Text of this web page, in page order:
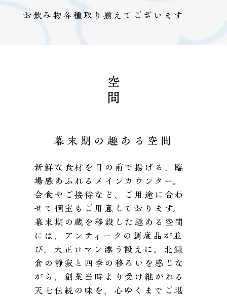
お飲み物各種取り揃えてございます
空間
新鮮な食材を目の前で揚げる、臨
場感あふれるメインカウンター。
会食やご接待など、ご用途に合わ
せて個室もご用意しております。
幕末期の蔵を移設した趣ある空間
には、アンティークの調度品が並
び、大正ロマン漂う設えに。北鎌
倉の静寂と四季の移ろいを感じな
がら、創業当時より受け継がれる
天七伝統の味を、心ゆくまでご堪
幕末期の趣ある空間